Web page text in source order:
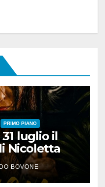
PRIMO PIANO
luglio il
Nicoletta
BOVONE